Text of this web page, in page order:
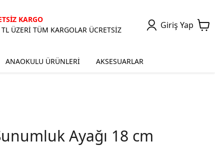
KARGO
ÜZERİ TÜM KARGOLAR ÜCRETSİZ
Giriş Yap
ANAOKULU ÜRÜNLERİ AKSESUARLAR
Ayağı 18 cm